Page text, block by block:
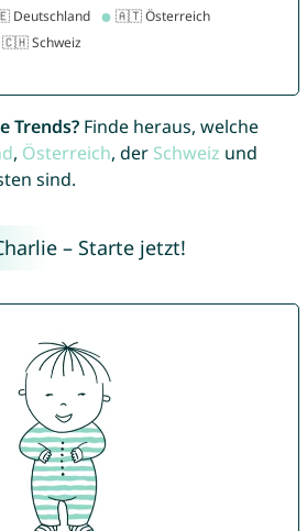
Trends?Finde heraus, welche
, Österreich, der Schweiz und
sind.
– Starte jetzt!